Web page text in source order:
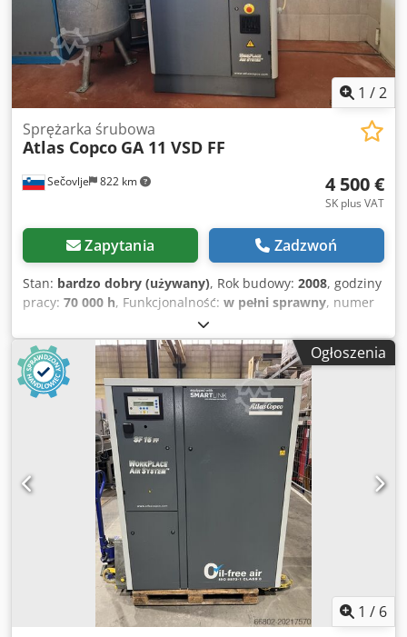
1 /2
Sečovlje 822 km
Sprężarka śrubowa
Atlas Copco GA 11 VSD FF
4 500 €
SK plus VAT
Zapytania Zadzwoń
Stan: bardzo dobry (używany), Rok budowy: 2008, godziny
pracy: 70 000 h, Funkcjonalność: w pełni sprawny, numer
API161729, całkowita długość:
całkowita szerokość:595 mm, całkowita wysokość:1 212
mm, pojemność zbiornika paliwa:500 l, ciśnienie robocze:
10 belka
, ciśnienie (min.):13 belka, poziom hałasu:
rodzaj chłodzenia:powietrze, Wyposażenie:
dokumentacja / instrukcja obsługi, osuszacz ziębniczy
Na sprzedaż kompresor śrubowy ATLAS COPCO GA 11 VSD
FF - Typ: GA 11 VSD FF - Rok produkcji: 2008 - Nr seryjny:
API161729 Cedpfx Ahjy Ud Ibslerf - Moc: 11 kW Na
sprzedaż dobrze utrzymany kompresor śrubowy z
separatorem powietrza oraz zbiornikiem wyrównawczym o
pojemności 500 litrów. Zakres pracy od 3 do 13 bar.
Urządzenie jest w pełni sprawne. Maszyna jest podłączona
do sieci i gotowa do testowania.
Ogłoszenia
1 / 6